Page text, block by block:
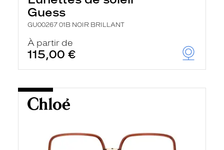
Guess
GU00267 01B NOIR BRILLANT
À partir de
115,00 €